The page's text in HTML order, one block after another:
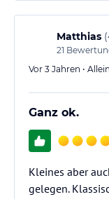
Matthias (
21
Vor 3 Jahren •
Ganz ok.
Kleines aber
gelegen.